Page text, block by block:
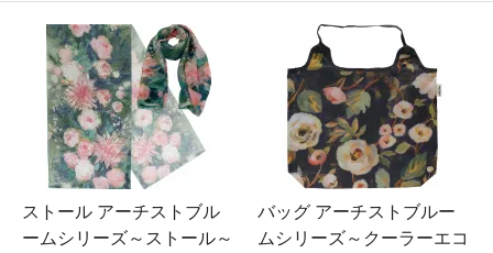
ストール アーチストブル
ームシリーズ～ストール～
バッグ アーチストブルー
ムシリーズ～クーラーエコ